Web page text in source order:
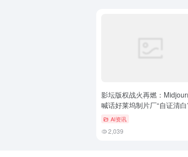
影坛版权战火再燃：
喊话好莱坞制片厂“自证清白
AI资讯
2,039